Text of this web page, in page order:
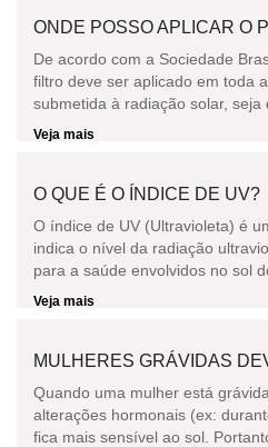
ONDE POSSO APLICAR O
De acordo com a Sociedade
filtro deve ser aplicado em toda
submetida à radiação solar, seja
Veja mais
O QUE É O ÍNDICE DE UV?
O índice de UV (Ultravioleta) é
indica o nível da radiação
para a saúde envolvidos no sol
Veja mais
MULHERES GRÁVIDAS
Quando uma mulher está
alterações hormonais (ex:
fica mais sensível ao sol.